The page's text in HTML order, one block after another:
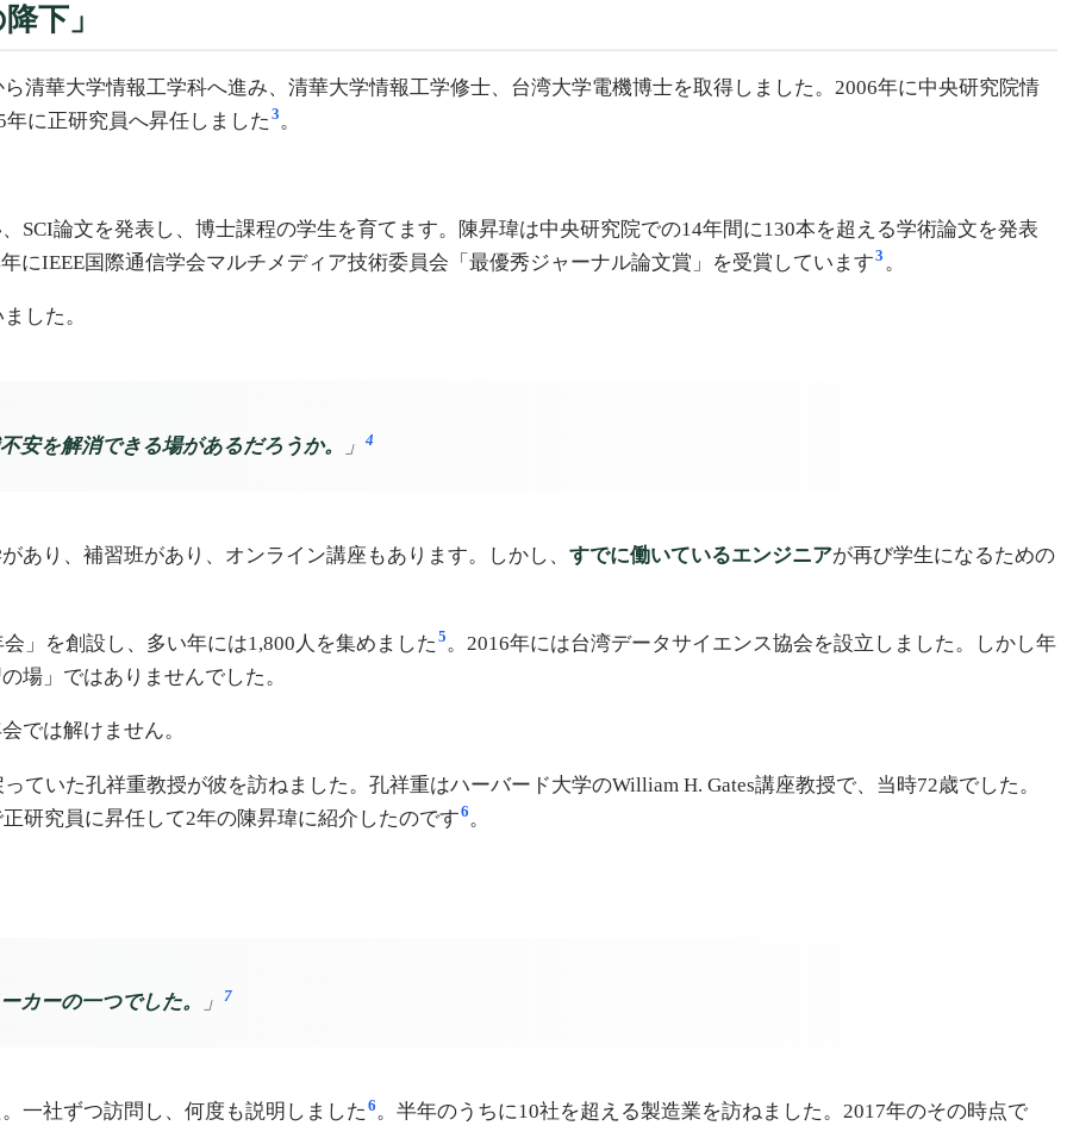
下」
清華大学情報工学科へ進み、清華大学情報工学修士、台湾大学電機博士を取得しました。2006年に中央研究院情
に正研究員へ昇任しました 3 。
SCI論文を発表し、博士課程の学生を育てます。陳昇瑋は中央研究院での14年間に130本を超える学術論文を発表
にIEEE国際通信学会マルチメディア技術委員会「最優秀ジャーナル論文賞」を受賞しています3 。
した。
安を解消できる場があるだろうか。 」 4
あり、補習班があり、オンライン講座もあります。しかし、 すでに働いているエンジニアが再び学生になるための
」を創設し、多い年には1,800人を集めました 5 。2016年には台湾データサイエンス協会を設立しました。しかし年
場」ではありませんでした。
では解けません。
ていた孔祥重教授が彼を訪ねました。孔祥重はハーバード大学のWilliam H. Gates講座教授で、当時72歳でした。
研究員に昇任して2年の陳昇瑋に紹介したのです6。
カーの一つでした。 」 7
一社ずつ訪問し、何度も説明しました 6。半年のうちに10社を超える製造業を訪ねました。2017年のその時点で